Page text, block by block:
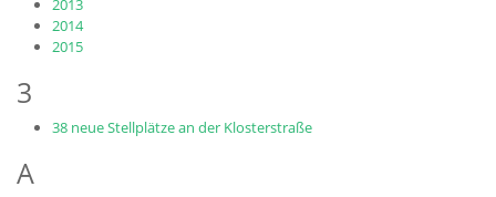
2013
2014
2015
3
38 neue Stellplätze an der Klosterstraße
A